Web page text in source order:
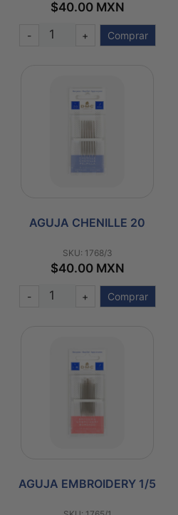
$40.00 MXN
- + Comprar
AGUJA CHENILLE 20
SKU: 1768/3
$40.00 MXN
- + Comprar
AGUJA EMBROIDERY 1/5